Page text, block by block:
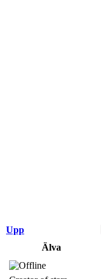
Upp
Älva